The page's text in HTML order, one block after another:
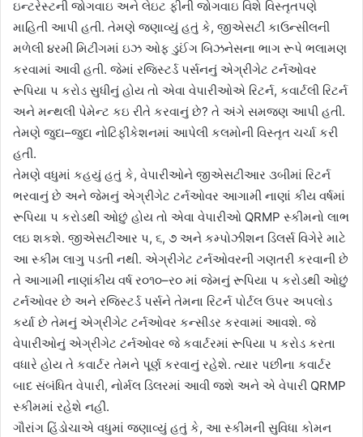
ઇન્ટરેસ્ટની જોગવાઇ અને લેઇટ ફીની જોગવાઇ વિશે વિસ્તૃતપણે
માહિતી આપી હતી. તેમણે જણાવ્યું હતું કે, જીએસટી કાઉન્સીલની
મળેલી ૪રમી મિટીંગમાં ઇઝ ઓફ ડુઈંગ બિઝનેસના ભાગ રૂપે ભલામણ
કરવામાં આવી હતી. જેમાં રજિસ્ટર્ડ પર્સનનું એગ્રીગેટ ટર્નઓવર
રૂપિયા પ કરોડ સુધીનું હોય તો એવા વેપારીઓએ રિટર્ન, કવાર્ટલી રિટર્ન
અને મન્થલી પેમેન્ટ કઇ રીતે કરવાનું છે? તે અંગે સમજણ આપી હતી.
તેમણે જુદા–જુદા નોટિફીકેશનમાં આપેલી કલમોની વિસ્તૃત ચર્ચા કરી
હતી.
તેમણે વધુમાં કહયું હતું કે, વેપારીઓને જીએસટીઆર ૩બીમાં રિટર્ન
ભરવાનું છે અને જેમનું એગ્રીગેટ ટર્નઓવર આગામી નાણાં કીય વર્ષમાં
રૂપિયા પ કરોડથી ઓછું હોય તો એવા વેપારીઓ QRMP સ્કીમનો લાભ
લઇ શકશે. જીએસટીઆર પ, ૬, ૭ અને કમ્પોઝીશન ડિલર્સ વિગેરે માટે
આ સ્કીમ લાગુ પડતી નથી. એગ્રીગેટ ટર્નઓવરની ગણતરી કરવાની છે
તે આગામી નાણાંકીય વર્ષ ર૦૧૦–ર૦ માં જેમનું રૂપિયા પ કરોડથી ઓછું
ટર્નઓવર છે અને રજિસ્ટર્ડ પર્સને તેમના રિટર્ન પોર્ટલ ઉપર અપલોડ
કર્યા છે તેમનું એગ્રીગેટ ટર્નઓવર કન્સીડર કરવામાં આવશે. જે
વેપારીઓનું એગ્રીગેટ ટર્નઓવર જે કવાર્ટરમાં રૂપિયા પ કરોડ કરતા
વધારે હોય તે કવાર્ટર તેમને પૂર્ણ કરવાનું રહેશે. ત્યાર પછીના કવાર્ટર
બાદ સંબંધિત વેપારી, નોર્મલ ડિલરમાં આવી જશે અને એ વેપારી QRMP
સ્કીમમાં રહેશે નહીં.
ગૌરાંગ હિંડોચાએ વધુમાં જણાવ્યું હતું કે, આ સ્કીમની સુવિધા કોમન